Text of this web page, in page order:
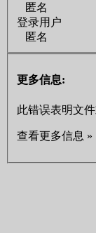
匿名
登录用户
匿名
更多信息:
此错误表明文
查看更多信息 »